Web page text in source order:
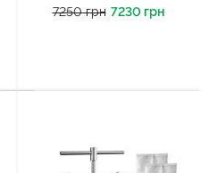
7250 грн 7230 грн